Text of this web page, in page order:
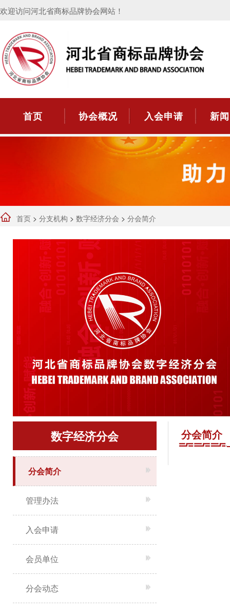
欢迎访问河北省商标品牌协会网站！
首页 协会概况 入会申请 新
首页 > 分支机构 > 数字经济分会 > 分会简介
数字经济分会
分会简介
管理办法
入会申请
会员单位
分会动态
分会简介